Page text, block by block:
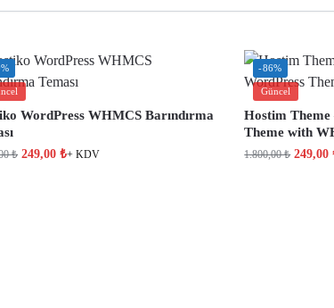
WordPress WHMCS Barındırma
₺ 249,00₺+ KDV
-86%
Güncel
Hostim Theme
Theme with
1.800,00₺ 249,00